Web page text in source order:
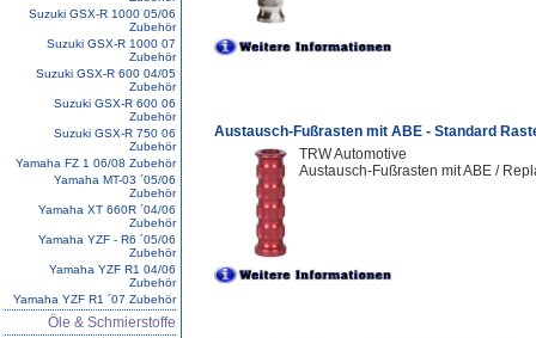
Suzuki GSX-R 1000 05/06
Zubehör
Suzuki GSX-R 1000 07
Zubehör
Suzuki GSX-R 600 04/05
Zubehör
Suzuki GSX-R 600 06
Zubehör
Suzuki GSX-R 750 06
Zubehör
Yamaha FZ 1 06/08 Zubehör
Yamaha MT-03 ´05/06
Zubehör
Yamaha XT 660R ´04/06
Zubehör
Yamaha YZF - R6 ´05/06
Zubehör
Yamaha YZF R1 04/06
Zubehör
Yamaha YZF R1 ´07 Zubehör
Öle & Schmierstoffe
Austausch-Fußrasten mit ABE - Standard
TRW Automotive
Austausch-Fußrasten mit ABE /